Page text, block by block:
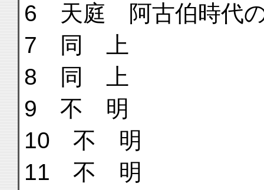
6 天庭 阿古伯時代
7 同 上
8 同 上
9 不 明
10 不 明
11 不 明